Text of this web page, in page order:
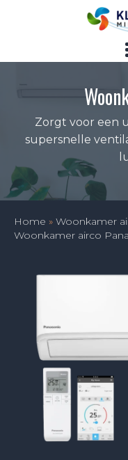
Zorgt voor een
supersnelle
Home » Woonkamer
Woonkamer airco